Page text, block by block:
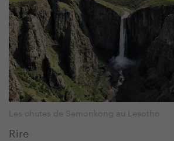
Les chutes de Semonkong au Lesotho
Rire